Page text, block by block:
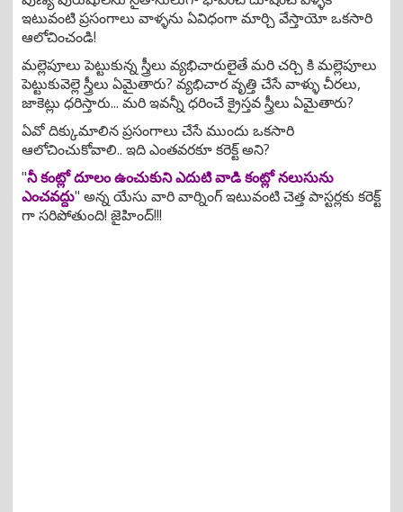
ఇటువంటి ప్రసంగాలు వాళ్ళను ఏవిధంగా మార్చి వేస్తాయో ఒకసారి
ఆలోచించండి!
మల్లెపూలు పెట్టుకున్న స్త్రీలు వ్యభిచారులైతే మరి చర్చి కి మల్లెపూలు
పెట్టుకువెల్లె స్త్రీలు ఏమైతారు? వ్యభిచార వృత్తి చేసే వాళ్ళు చీరలు,
జాకెట్లు ధరిస్తారు... మరి ఇవన్నీ ధరించే క్రైస్తవ స్త్రీలు ఏమైతారు?
ఏవో దిక్కుమాలిన ప్రసంగాలు చేసే ముందు ఒకసారి
ఆలోచించుకోవాలి.. ఇది ఎంతవరకూ కరెక్ట్ అని?
"నీ కంట్లో దూలం ఉంచుకుని ఎదుటి వాడి కంట్లో నలుసును
ఎంచవద్దు" అన్న యేసు వారి వార్నింగ్ ఇటువంటి చెత్త పాస్టర్లకు కరెక్ట్
గా సరిపోతుంది! జైహింద్!!!